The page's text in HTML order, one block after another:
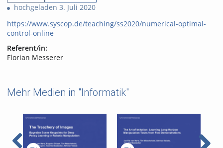
hochgeladen 3. Juli 2020
https://www.syscop.de/teaching/ss2020/numerical-optimal-
control-online
Referent/in:
Florian Messerer
Mehr Medien in "Informatik"